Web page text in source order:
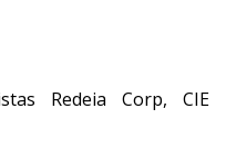
Redeia Corp, CIE